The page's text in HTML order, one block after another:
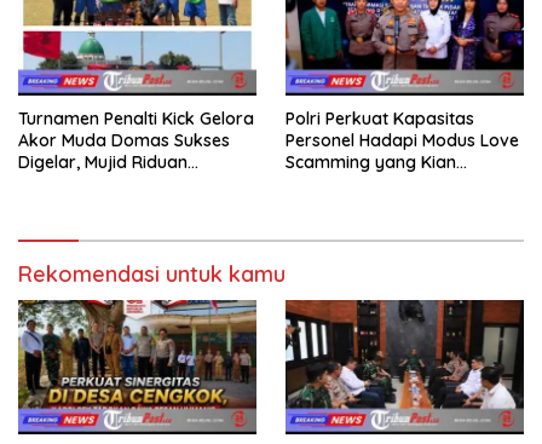
Turnamen Penalti Kick Gelora
Akor Muda Domas Sukses
Digelar, Mujid Riduan
Polri Perkuat Kapasitas
Personel Hadapi Modus Love
Scamming yang Kian
Rekomendasi untuk kamu